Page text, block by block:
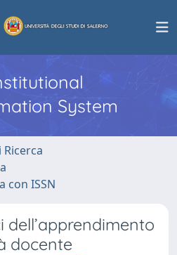
System
con ISSN
dell’apprendimento
docente